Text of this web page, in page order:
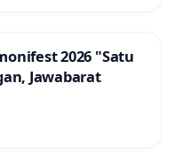
2026 "Satu
Jawabarat